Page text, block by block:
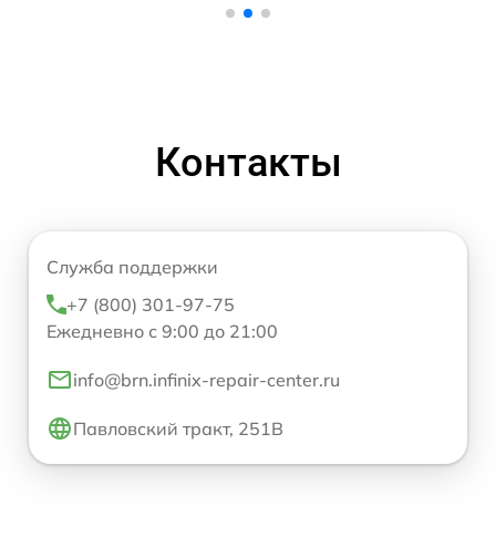
Контакты
Служба поддержки
+7 (800) 301-97-75
Ежедневно с 9:00 до 21:00
info@brn.infinix-repair-center.ru
Павловский тракт, 251В